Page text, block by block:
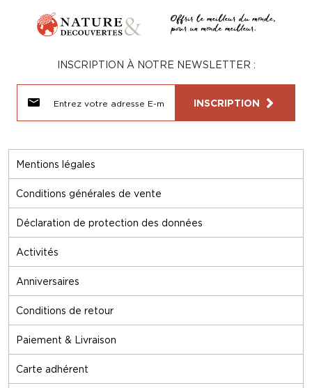
Mentions légales
Conditions générales de vente
Déclaration de protection des données
Activités
Anniversaires
Conditions de retour
Paiement & Livraison
Carte adhérent
INSCRIPTION À NOTRE NEWSLETTER :
INSCRIPTION